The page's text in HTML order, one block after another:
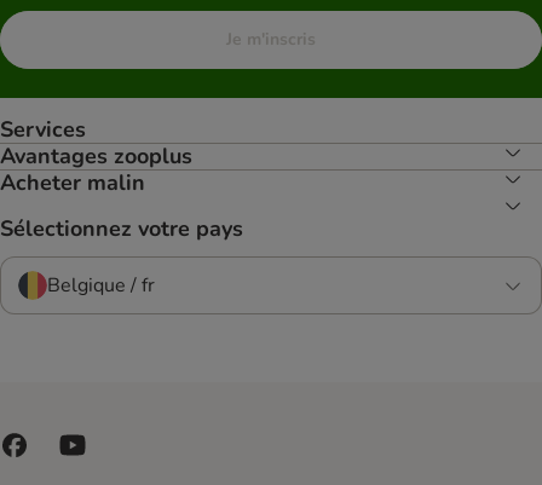
Je m'inscris
Services
Avantages zooplus
Acheter malin
Sélectionnez votre pays
Belgique / fr